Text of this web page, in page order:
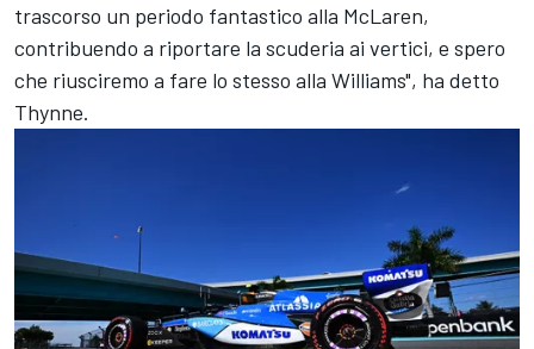
trascorso un periodo fantastico alla McLaren,
contribuendo a riportare la scuderia ai vertici, e spero
che riusciremo a fare lo stesso alla Williams", ha detto
Thynne.